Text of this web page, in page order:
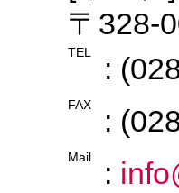
〒328-
TEL :
FAX :
Mail :